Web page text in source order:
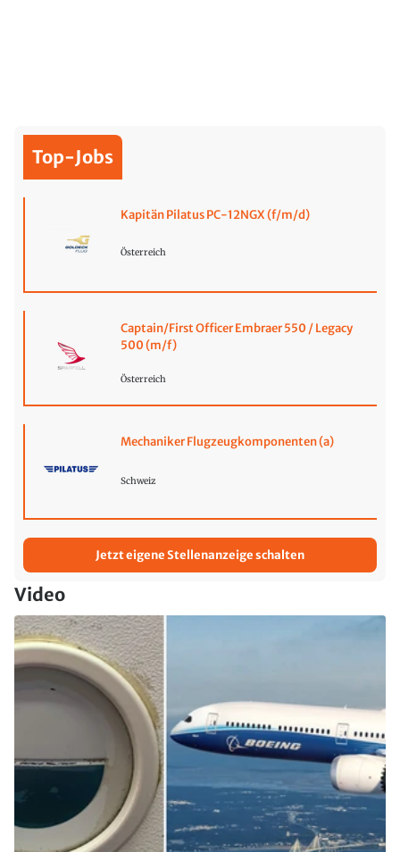
Top-Jobs
Kapitän Pilatus PC-12NGX (f/m/d)
Österreich
Captain/First Officer Embraer 550 / Legacy
500 (m/f)
Österreich
Mechaniker Flugzeugkomponenten (a)
Schweiz
Jetzt eigene Stellenanzeige schalten
Video